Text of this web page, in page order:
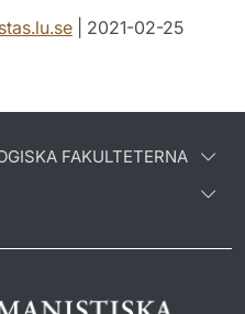
.se | 2021-02-25
FAKULTETERNA